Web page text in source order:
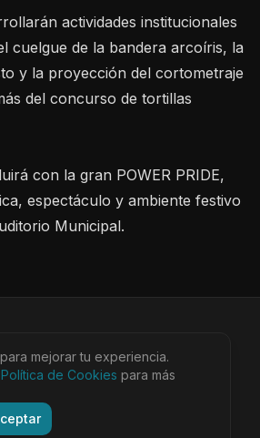
actividades institucionales
cuelgue de la bandera arcoíris, la
y la proyección del cortometraje
del concurso de tortillas
con la gran POWER PRIDE,
espectáculo y ambiente festivo
Municipal.
LocalesAgenda TiendaMás
Privacidad CookiesTérminos
de Barcelona?
mejorar tu experiencia.
Política de Cookies para más